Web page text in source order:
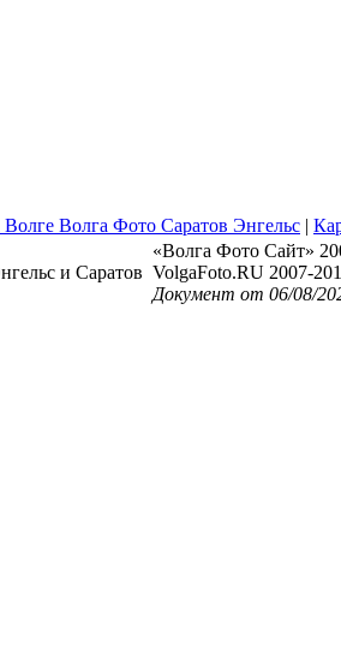
Волга Фото Саратов Энгельс |
и Саратов
«Волга Фото Сайт»
VolgaFoto.RU 2007-
Документ от 06/08/